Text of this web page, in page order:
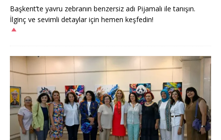
Başkent’te yavru zebranın benzersiz adı Pijamalı ile tanışın.
İlginç ve sevimli detaylar için hemen keşfedin!